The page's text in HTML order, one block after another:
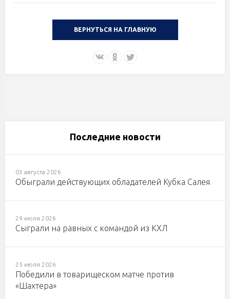
ВЕРНУТЬСЯ НА ГЛАВНУЮ
Последние новости
03 августа 2026
Обыграли действующих обладателей Кубка Салея
29 июля 2026
Сыграли на равных с командой из КХЛ
25 июля 2026
Победили в товарищеском матче против
«Шахтера»